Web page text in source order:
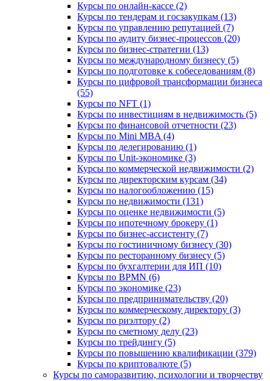
Курсы по онлайн-кассе (2)
Курсы по тендерам и госзакупкам (13)
Курсы по управлению репутацией (7)
Курсы по аудиту бизнес-процессов (20)
Курсы по бизнес-стратегии (13)
Курсы по международному бизнесу (5)
Курсы по подготовке к собеседованиям (8)
Курсы по цифровой трансформации бизнеса
(55)
Курсы по NFT (1)
Курсы по инвестициям в недвижимость (5)
Курсы по финансовой отчетности (23)
Курсы по Mini MBA (4)
Курсы по делегированию (1)
Курсы по Unit-экономике (3)
Курсы по коммерческой недвижимости (2)
Курсы по директорским курсам (34)
Курсы по налогообложению (15)
Курсы по недвижимости (131)
Курсы по оценке недвижимости (5)
Курсы по ипотечному брокеру (1)
Курсы по бизнес-ассистенту (7)
Курсы по гостиничному бизнесу (30)
Курсы по ресторанному бизнесу (5)
Курсы по бухгалтерии для ИП (10)
Курсы по BPMN (6)
Курсы по экономике (23)
Курсы по предпринимательству (20)
Курсы по коммерческому директору (3)
Курсы по риэлтору (2)
Курсы по сметному делу (23)
Курсы по трейдингу (5)
Курсы по повышению квалификации (379)
Курсы по криптовалюте (5)
Курсы по саморазвитию, психологии и творчеству